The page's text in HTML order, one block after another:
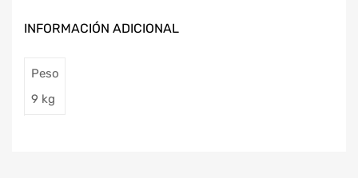
INFORMACIÓN ADICIONAL
Peso
9 kg